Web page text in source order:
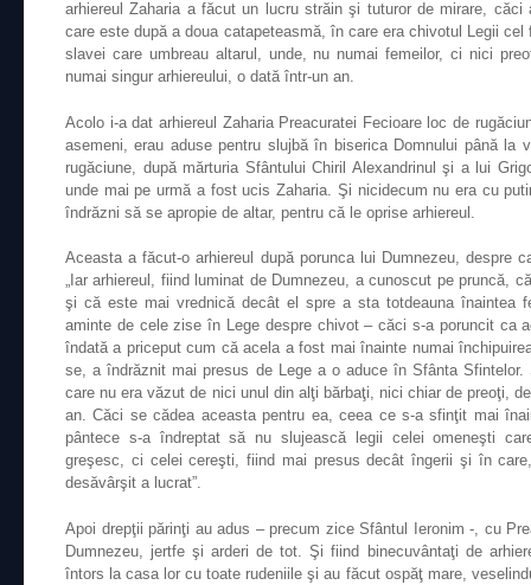
arhiereul Zaharia a făcut un lucru străin şi tuturor de mirare,
care este după a doua catapeteasmă, în care era chivotul Legii
slavei care umbreau altarul, unde, nu numai femeilor, ci nici
numai singur arhiereului, o dată într-un an.
Acolo i-a dat arhiereul Zaharia Preacuratei Fecioare loc de
asemeni, erau aduse pentru slujbă în biserica Domnului până la
rugăciune, după mărturia Sfântului Chiril Alexandrinul şi a lui
unde mai pe urmă a fost ucis Zaharia. Şi nicidecum nu era cu
îndrăzni să se apropie de altar, pentru că le oprise arhiereul.
Aceasta a făcut-o arhiereul după porunca lui Dumnezeu, despre
„Iar arhiereul, fiind luminat de Dumnezeu, a cunoscut pe pruncă,
şi că este mai vrednică decât el spre a sta totdeauna înaintea
aminte de cele zise în Lege despre chivot – căci s-a poruncit ca
îndată a priceput cum că acela a fost mai înainte numai
se, a îndrăznit mai presus de Lege a o aduce în Sfânta
care nu era văzut de nici unul din alţi bărbaţi, nici chiar de preoţi,
an. Căci se cădea aceasta pentru ea, ceea ce s-a sfinţit mai
pântece s-a îndreptat să nu slujească legii celei omeneşti
greşesc, ci celei cereşti, fiind mai presus decât îngerii şi în
desăvârşit a lucrat”.
Apoi drepţii părinţi au adus – precum zice Sfântul Ieronim -, cu
Dumnezeu, jertfe şi arderi de tot. Şi fiind binecuvântaţi de
întors la casa lor cu toate rudeniile şi au făcut ospăţ mare,